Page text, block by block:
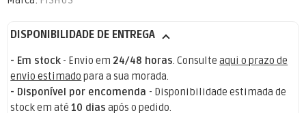
DISPONIBILIDADE DE ENTREGA
- Em stock - Envio em 24/48 horas. Consulteaqui o prazo de
envio estimado para a sua morada.
- Disponível por encomenda - Disponibilidade estimada de
stock em até10 dias após o pedido.